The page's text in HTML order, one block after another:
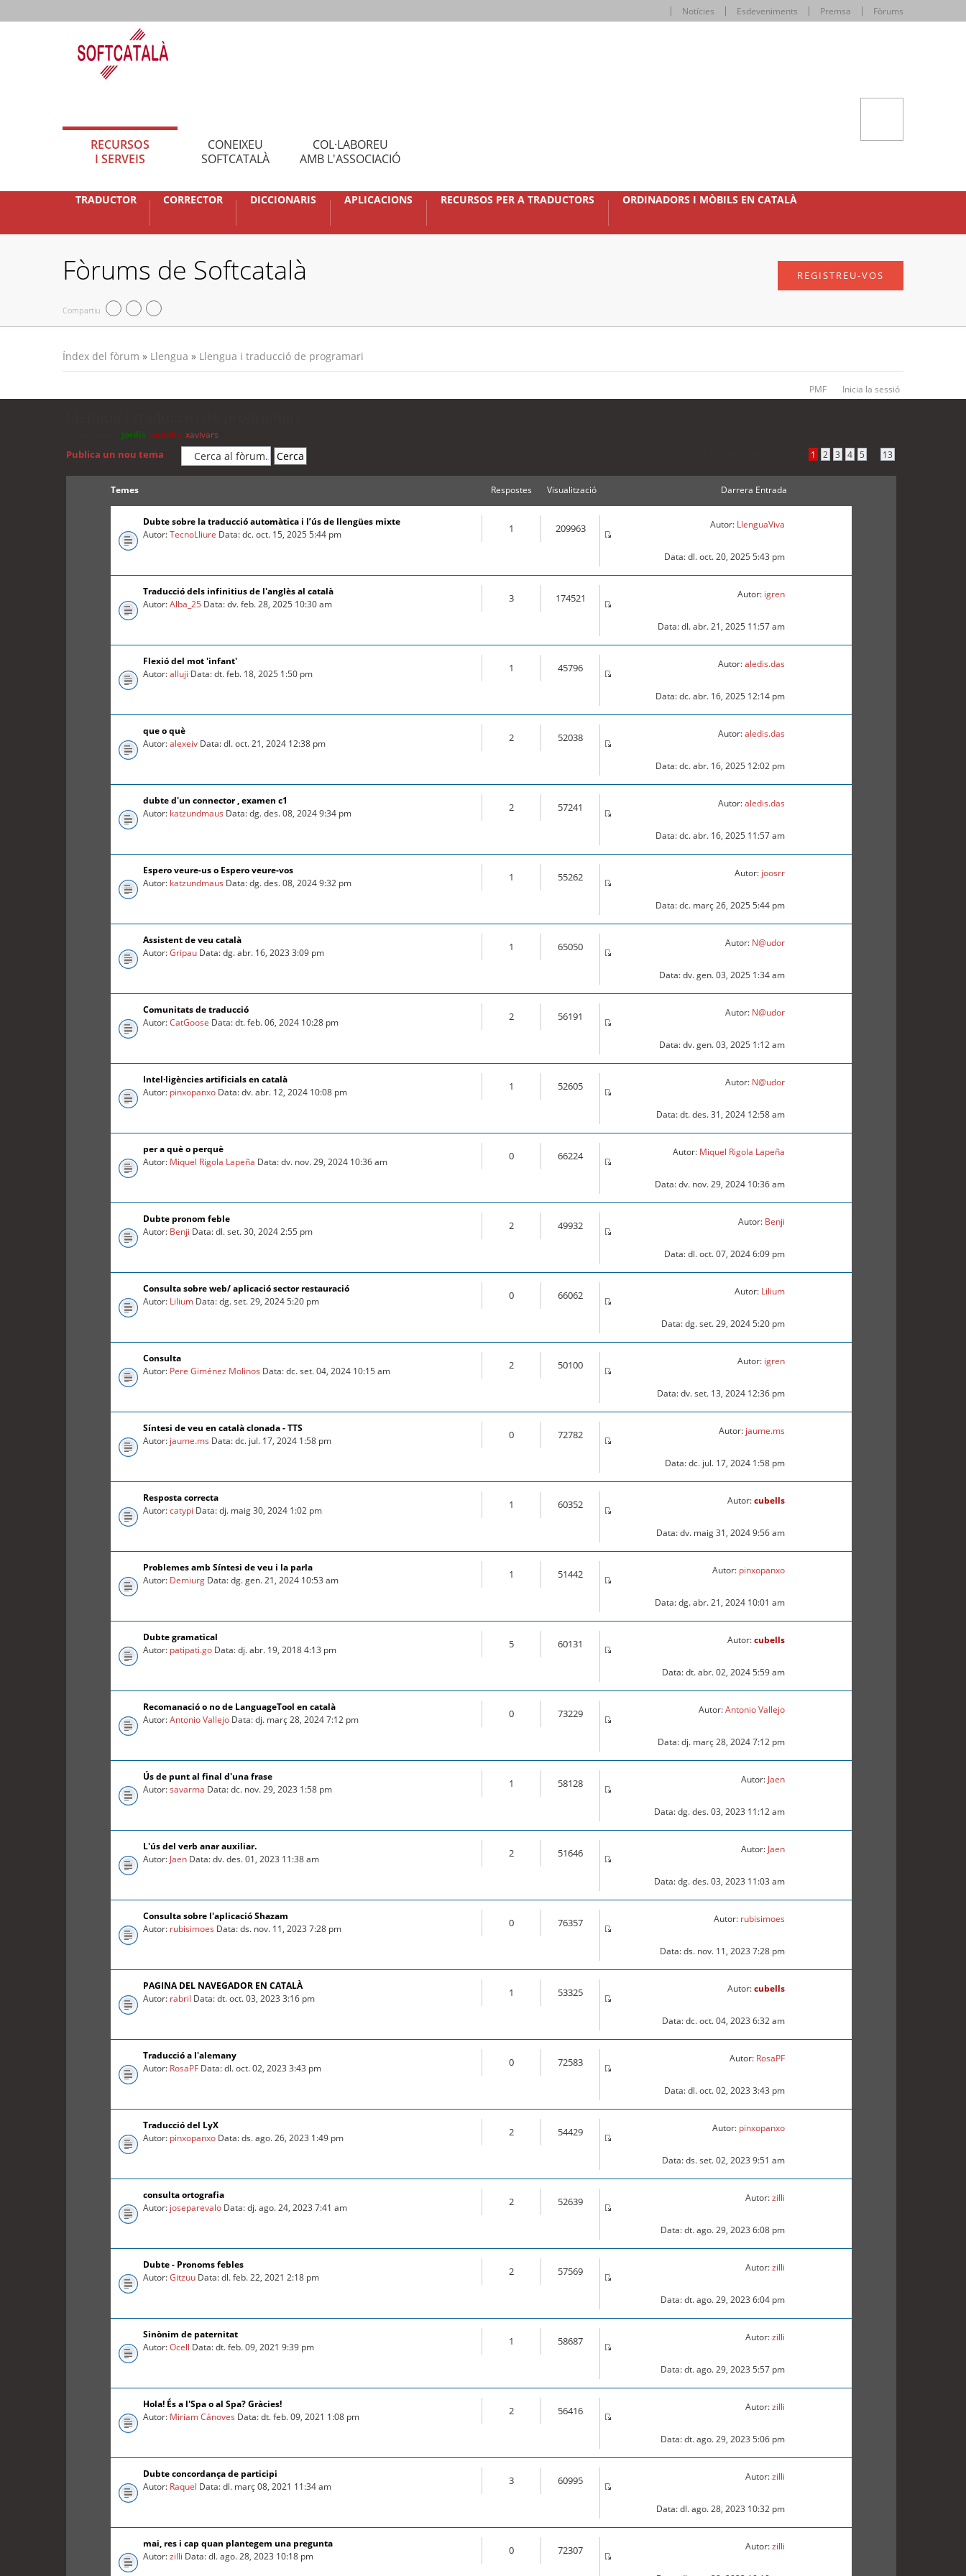
Notícies Esdeveniments Premsa Fòrums
RECURSOS
I SERVEIS
CONEIXEU
SOFTCATALÀ
COL·LABOREU
AMB L'ASSOCIACIÓ
TRADUCTOR CORRECTOR DICCIONARIS APLICACIONS RECURSOS PER A TRADUCTORS ORDINADORS I MÒBILS EN CATALÀ
Fòrums de Softcatalà
Compartiu
REGISTREU-VOS
Índex del fòrum » Llengua » Llengua i traducció de programari
PMF Inicia la sessió
jordis cubells xavivars
Publica un nou tema 1 2 3 4 5 13
Temes Respostes Visualització Darrera Entrada
Dubte sobre la traducció automàtica i l’ús de llengües mixte
Autor:TecnoLliure Data: dc. oct. 15, 2025 5:44 pm 1 209963 Autor: LlenguaViva
Data: dl. oct. 20, 2025 5:43 pm
Traducció dels infinitius de l'anglès al català
Autor:Alba_25 Data: dv. feb. 28, 2025 10:30 am 3 174521 Autor: igren
Data: dl. abr. 21, 2025 11:57 am
Flexió del mot 'infant'
Autor:alluji Data: dt. feb. 18, 2025 1:50 pm 1 45796 Autor:aledis.das
Data: dc. abr. 16, 2025 12:14 pm
que o què
Autor:alexeiv Data: dl. oct. 21, 2024 12:38 pm 2 52038 Autor:aledis.das
Data: dc. abr. 16, 2025 12:02 pm
dubte d'un connector , examen c1
Autor: katzundmaus Data: dg. des. 08, 2024 9:34 pm 2 57241 Autor:aledis.das
Data: dc. abr. 16, 2025 11:57 am
Espero veure-us o Espero veure-vos
Autor: katzundmaus Data: dg. des. 08, 2024 9:32 pm 1 55262 Autor: joosrr
Data: dc. març 26, 2025 5:44 pm
Assistent de veu català
Autor:Gripau Data: dg. abr. 16, 2023 3:09 pm 1 65050 Autor: N@udor
Data: dv. gen. 03, 2025 1:34 am
Comunitats de traducció
Autor:CatGoose Data: dt. feb. 06, 2024 10:28 pm 2 56191 Autor: N@udor
Data: dv. gen. 03, 2025 1:12 am
Intel·ligències artificials en català
Autor: pinxopanxo Data: dv. abr. 12, 2024 10:08 pm 1 52605 Autor: N@udor
Data: dt. des. 31, 2024 12:58 am
per a què o perquè
Autor: Miquel Rigola Lapeña Data: dv. nov. 29, 2024 10:36 am 0 66224 Autor: Miquel Rigola Lapeña
Data: dv. nov. 29, 2024 10:36 am
Dubte pronom feble
Autor: Benji Data: dl. set. 30, 2024 2:55 pm 2 49932 Autor: Benji
Data: dl. oct. 07, 2024 6:09 pm
Consulta sobre web/ aplicació sector restauració
Autor: Lilium Data: dg. set. 29, 2024 5:20 pm 0 66062 Autor: Lilium
Data: dg. set. 29, 2024 5:20 pm
Consulta
Autor: Pere Giménez Molinos Data: dc. set. 04, 2024 10:15 am 2 50100 Autor: igren
Data: dv. set. 13, 2024 12:36 pm
Síntesi de veu en català clonada - TTS
Autor: jaume.ms Data: dc. jul. 17, 2024 1:58 pm 0 72782 Autor: jaume.ms
Data: dc. jul. 17, 2024 1:58 pm
Resposta correcta
Autor:catypi Data: dj. maig 30, 2024 1:02 pm 1 60352 Autor:cubells
Data: dv. maig 31, 2024 9:56 am
Problemes amb Síntesi de veu i la parla
Autor: Demiurg Data: dg. gen. 21, 2024 10:53 am 1 51442 Autor: pinxopanxo
Data: dg. abr. 21, 2024 10:01 am
Dubte gramatical
Autor: patipati.go Data: dj. abr. 19, 2018 4:13 pm 5 60131 Autor:cubells
Data: dt. abr. 02, 2024 5:59 am
Recomanació o no de LanguageTool en català
Autor:Antonio Vallejo Data: dj. març 28, 2024 7:12 pm 0 73229 Autor:Antonio Vallejo
Data: dj. març 28, 2024 7:12 pm
Ús de punt al final d'una frase
Autor:savarma Data: dc. nov. 29, 2023 1:58 pm 1 58128 Autor: Jaen
Data: dg. des. 03, 2023 11:12 am
L'ús del verb anar auxiliar.
Autor: Jaen Data: dv. des. 01, 2023 11:38 am 2 51646 Autor: Jaen
Data: dg. des. 03, 2023 11:03 am
Consulta sobre l'aplicació Shazam
Autor: rubisimoes Data: ds. nov. 11, 2023 7:28 pm 0 76357 Autor: rubisimoes
Data: ds. nov. 11, 2023 7:28 pm
PAGINA DEL NAVEGADOR EN CATALÀ
Autor: rabril Data: dt. oct. 03, 2023 3:16 pm 1 53325 Autor:cubells
Data: dc. oct. 04, 2023 6:32 am
Traducció a l'alemany
Autor: RosaPF Data: dl. oct. 02, 2023 3:43 pm 0 72583 Autor: RosaPF
Data: dl. oct. 02, 2023 3:43 pm
Traducció del LyX
Autor: pinxopanxo Data: ds. ago. 26, 2023 1:49 pm 2 54429 Autor: pinxopanxo
Data: ds. set. 02, 2023 9:51 am
consulta ortografia
Autor: joseparevalo Data: dj. ago. 24, 2023 7:41 am 2 52639 Autor:zilli
Data: dt. ago. 29, 2023 6:08 pm
Dubte - Pronoms febles
Autor:Gitzuu Data: dl. feb. 22, 2021 2:18 pm 2 57569 Autor:zilli
Data: dt. ago. 29, 2023 6:04 pm
Sinònim de paternitat
Autor:Ocell Data: dt. feb. 09, 2021 9:39 pm 1 58687 Autor:zilli
Data: dt. ago. 29, 2023 5:57 pm
Hola! És a l'Spa o al Spa? Gràcies!
Autor: Miriam Cánoves Data: dt. feb. 09, 2021 1:08 pm 2 56416 Autor:zilli
Data: dt. ago. 29, 2023 5:06 pm
Dubte concordança de participi
Autor: Raquel Data: dl. març 08, 2021 11:34 am 3 60995 Autor:zilli
Data: dl. ago. 28, 2023 10:32 pm
mai, res i cap quan plantegem una pregunta
Autor:zilli Data: dl. ago. 28, 2023 10:18 pm 0 72307 Autor:zilli